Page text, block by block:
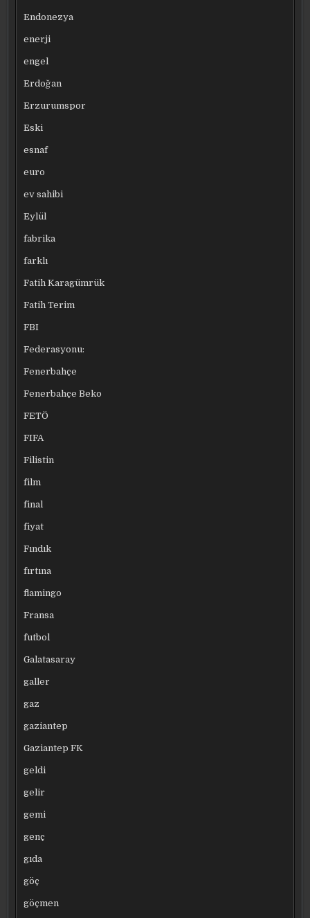
Endonezya
enerji
engel
Erdoğan
Erzurumspor
Eski
esnaf
euro
ev sahibi
Eylül
fabrika
farklı
Fatih Karagümrük
Fatih Terim
FBI
Federasyonu:
Fenerbahçe
Fenerbahçe Beko
FETÖ
FIFA
Filistin
film
final
fiyat
Fındık
fırtına
flamingo
Fransa
futbol
Galatasaray
galler
gaz
gaziantep
Gaziantep FK
geldi
gelir
gemi
genç
gıda
göç
göçmen